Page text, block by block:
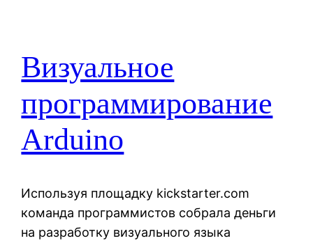
Визуальное
программирование
Arduino
Используя площадку kickstarter.com
команда программистов собрала деньги
на разработку визуального языка